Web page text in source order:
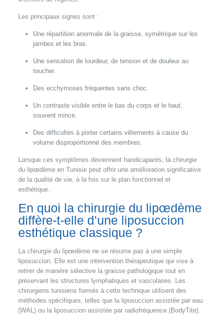
Les principaux signes sont :
Une répartition anormale de la graisse, symétrique sur les
jambes et les bras.
Une sensation de lourdeur, de tension et de douleur au
toucher.
Des ecchymoses fréquentes sans choc.
Un contraste visible entre le bas du corps et le haut,
souvent mince.
Des difficultés à porter certains vêtements à cause du
volume disproportionné des membres.
Lorsque ces symptômes deviennent handicapants, la chirurgie
du lipœdème en Tunisie peut offrir une amélioration significative
de la qualité de vie, à la fois sur le plan fonctionnel et
esthétique.
En quoi la chirurgie du lipœdème
diffère-t-elle d’une liposuccion
esthétique classique ?
La chirurgie du lipœdème ne se résume pas à une simple
liposuccion. Elle est une intervention thérapeutique qui vise à
retirer de manière sélective la graisse pathologique tout en
préservant les structures lymphatiques et vasculaires. Les
chirurgiens tunisiens formés à cette technique utilisent des
méthodes spécifiques, telles que la liposuccion assistée par eau
(WAL) ou la liposuccion assistée par radiofréquence (BodyTite).